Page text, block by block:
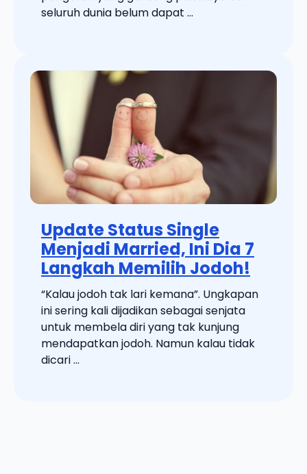
seluruh dunia belum dapat ...
Update Status Single
Menjadi Married, Ini Dia 7
Langkah Memilih Jodoh!
“Kalau jodoh tak lari kemana”. Ungkapan
ini sering kali dijadikan sebagai senjata
untuk membela diri yang tak kunjung
mendapatkan jodoh. Namun kalau tidak
dicari ...